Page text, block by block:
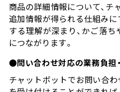
商品の詳細情報について、
追加情報が得られる仕組みに
する理解が深まり、かご落
につながります。
●問い合わせ対応の業務負担
チャットボットでお問い合